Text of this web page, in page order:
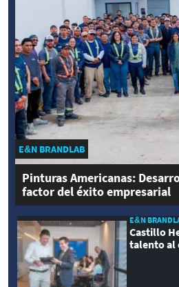
E&N BRANDLAB
Pinturas Americanas:
factor del éxito empresarial
E&N
Castillo
talento al